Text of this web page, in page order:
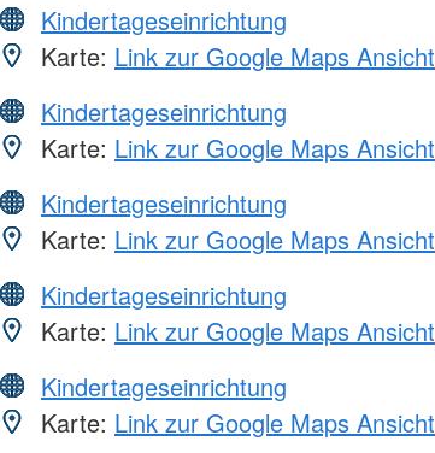
Kindertageseinrichtung
Karte: Link zur Google Maps Ansicht
Kindertageseinrichtung
Karte: Link zur Google Maps Ansicht
Kindertageseinrichtung
Karte: Link zur Google Maps Ansicht
Kindertageseinrichtung
Karte: Link zur Google Maps Ansicht
Kindertageseinrichtung
Karte: Link zur Google Maps Ansicht